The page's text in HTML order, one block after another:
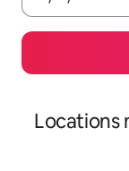
Locations